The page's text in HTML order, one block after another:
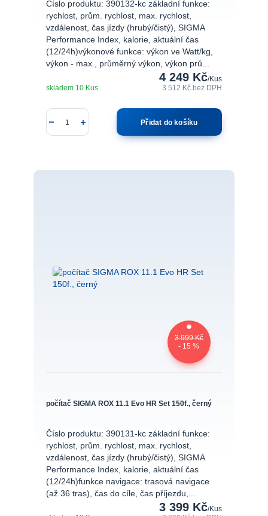
Číslo produktu: 390132-kc základní funkce:
rychlost, prům. rychlost, max. rychlost,
vzdálenost, čas jízdy (hrubý/čistý), SIGMA
Performance Index, kalorie, aktuální čas
(12/24h)výkonové funkce: výkon ve Watt/kg,
výkon - max., průměrný výkon, výkon prů...
4 249 Kč/Kus
3 512 Kčbez DPH
skladem 10 Kus
Přidat do košíku
3 999 Kč
- 15 %
počítač SIGMA ROX 11.1 Evo HR Set 150f., černý
Číslo produktu: 390131-kc základní funkce:
rychlost, prům. rychlost, max. rychlost,
vzdálenost, čas jízdy (hrubý/čistý), SIGMA
Performance Index, kalorie, aktuální čas
(12/24h)funkce navigace: trasová navigace
(až 36 tras), čas do cíle, čas příjezdu,...
3 399 Kč/Kus